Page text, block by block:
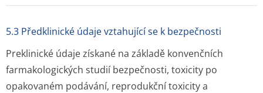
5.3 Předklinické údaje vztahující se k bezpečnosti
Preklinické údaje získané na základě konvenčních
farmakologických studií bezpečnosti, toxicity po
opakovaném podávání, reprodukční toxicity a